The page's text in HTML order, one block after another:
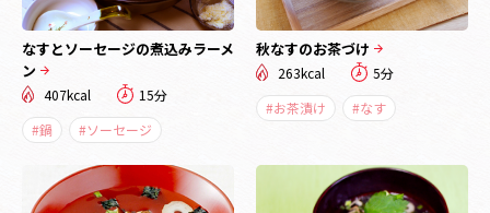
なすとソーセージの煮込みラーメ
ン
407kcal
15分
#鍋
#ソーセージ
秋なすのお茶づけ
263kcal
5分
#お茶漬け
#なす